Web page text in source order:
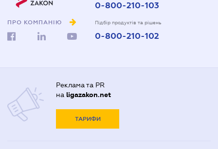
ПРО КОМПАНІЮ
0-800-210-103
Підбір продуктів та рішень
0-800-210-102
Реклама та PR
на ligazakon.net
ТАРИФИ